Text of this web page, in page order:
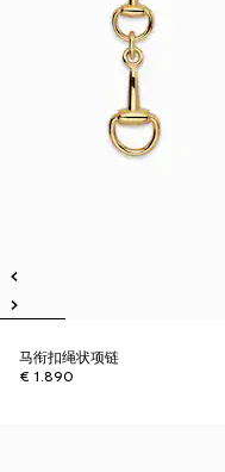
马衔扣绳状项链
€ 1.890